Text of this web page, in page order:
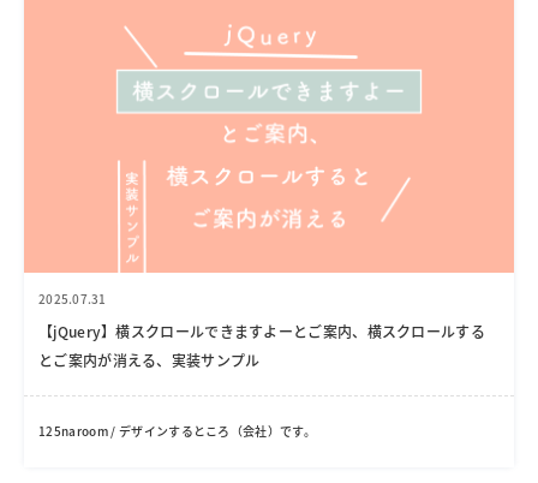
2025.07.31
【jQuery】横スクロールできますよーとご案内、横スクロールする
とご案内が消える、実装サンプル
125naroom / デザインするところ（会社）です。